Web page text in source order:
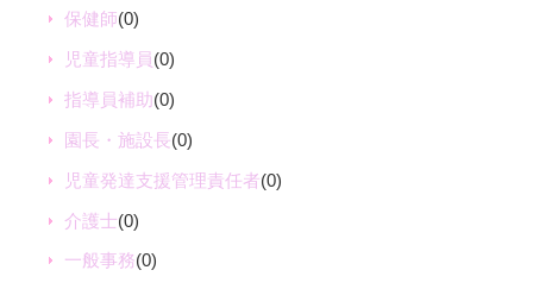
保健師(0)
児童指導員(0)
指導員補助(0)
園長・施設長(0)
児童発達支援管理責任者(0)
介護士(0)
一般事務(0)